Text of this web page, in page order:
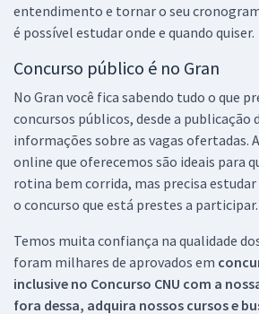
entendimento e tornar o seu
é possível estudar onde e quando quiser.
Concurso público é no Gran
No Gran você fica sabendo tudo o que
concursos públicos, desde a publicação
informações sobre as vagas ofertadas.
online que oferecemos são ideais para
rotina bem corrida, mas precisa
o concurso que está prestes a participar.
Temos muita confiança na qualidade
foram milhares de aprovados em
inclusive no Concurso CNU com a
fora dessa, adquira nossos cursos e